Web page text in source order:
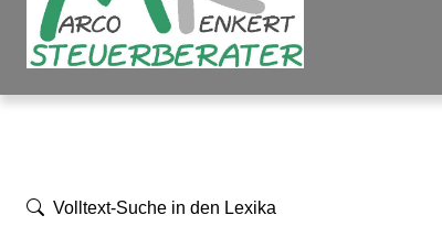
Volltext-Suche in den Lexika